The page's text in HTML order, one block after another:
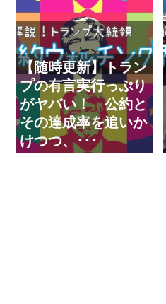
【随時更新】トラン
プの有言実行っぷり
がヤバい！ 公約と
その達成率を追いか
けつつ、･･･